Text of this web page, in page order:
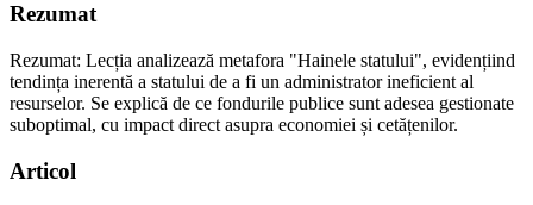
Rezumat
Rezumat: Lecția analizează metafora "Hainele statului", evidențiind
tendința inerentă a statului de a fi un administrator ineficient al
resurselor. Se explică de ce fondurile publice sunt adesea gestionate
suboptimal, cu impact direct asupra economiei și cetățenilor.
Articol